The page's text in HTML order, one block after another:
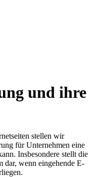
und ihre
stellen wir
für Unternehmen eine
Insbesondere stellt die
wenn eingehende E-